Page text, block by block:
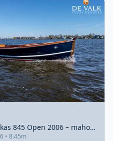
Brandaris Barkas 845 Open 2006 – mahonie interieur, 160 pk
• 8.45m